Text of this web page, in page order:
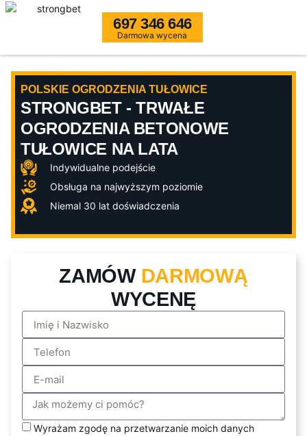
697 346 646
Darmowa wycena
POLSKIE OGRODZENIA TUŁOWICE
STRONGBET - TRWAŁE
OGRODZENIA BETONOWE
TUŁOWICE NA LATA
Indywidualne podejście
Obsługa na najwyższym poziomie
Niemal 30 lat doświadczenia
ZAMÓW DARMOWĄ
WYCENĘ
Wyrażam zgodę na przetwarzanie moich danych